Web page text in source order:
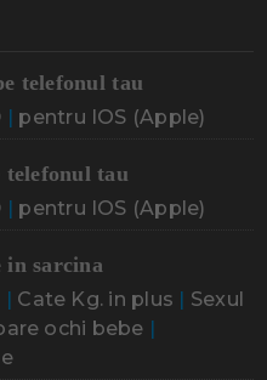
telefonul tau
| pentru IOS (Apple)
tau
| pentru IOS (Apple)
in sarcina
| Cate Kg. in plus | Sexul
ochi bebe |